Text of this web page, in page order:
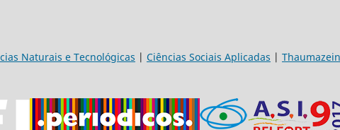
Naturais e Tecnológicas | Ciências Sociais Aplicadas | Thaumazein